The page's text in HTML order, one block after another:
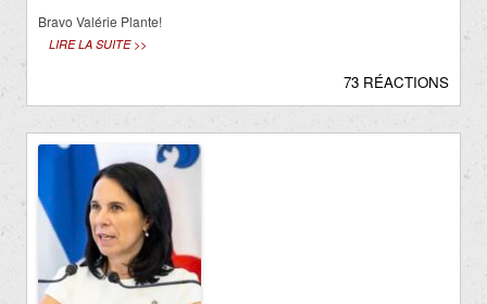
Bravo Valérie Plante!
LIRE LA SUITE >>
73 RÉACTIONS